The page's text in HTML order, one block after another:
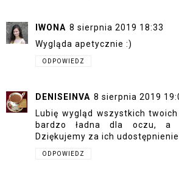
IWONA 8 sierpnia 2019 18:33
Wygląda apetycznie :)
ODPOWIEDZ
DENISEINVA 8 sierpnia 2019
Lubię wygląd wszystkich
bardzo ładna dla oczu, a
Dziękujemy za ich udostępnienie.
ODPOWIEDZ